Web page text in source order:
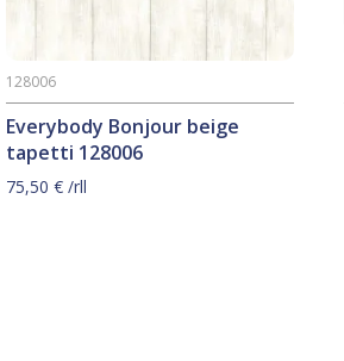
Everybody Bonjour beige
tapetti 128006
128006
75,50 €/rll